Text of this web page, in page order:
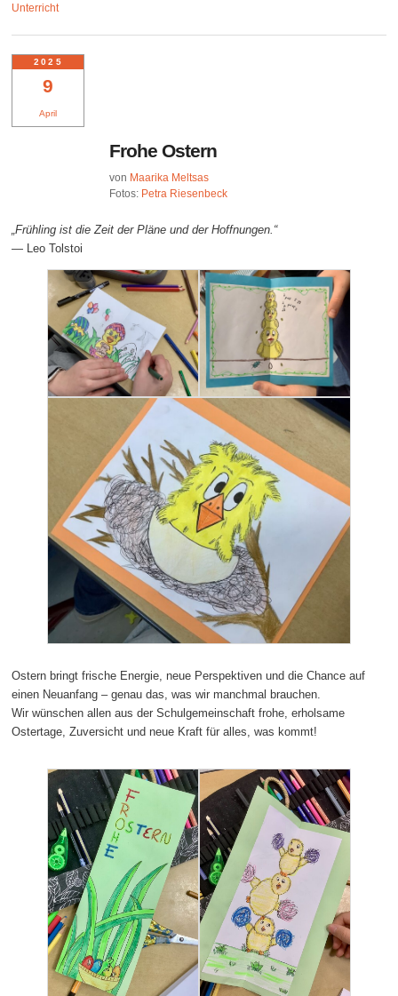
Unterricht
9
April
2025
Frohe Ostern
von Maarika Meltsas
Fotos: Petra Riesenbeck
„Frühling ist die Zeit der Pläne und der Hoffnungen.“
— Leo Tolstoi
Ostern bringt frische Energie, neue Perspektiven und die Chance auf
einen Neuanfang – genau das, was wir manchmal brauchen.
Wir wünschen allen aus der Schulgemeinschaft frohe, erholsame
Ostertage, Zuversicht und neue Kraft für alles, was kommt!